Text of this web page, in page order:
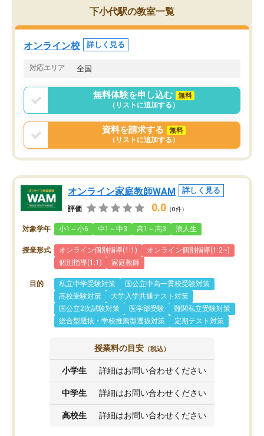
ことができました。自分のように勉強
のやり方や進捗管理で苦労している方
には特におすすめしたい塾です。
下小代駅の教室一覧
オンライン校 詳しく見る
対応エリア 全国
無料体験を申し込む
無料
（リストに追加する）
資料を請求する
無料
（リストに追加する）
オンライン家庭教師WAM 詳しく見る
評価 0.0 （0件）
対象学年 小1～小6 中1～中3 高1～高3 浪人生
授業形式 オンライン個別指導(1:1)
オンライン個別指導(1:2~)
個別指導(1:1)
家庭教師
目的 私立中学受験対策
国公立中高一貫校受験対策
高校受験対策
大学入学共通テスト対策
国公立2次試験対策
医学部受験
難関私立受験対策
総合型選抜・学校推薦型選抜対策
定期テスト対策
授業料の目安 （税込）
小学生 詳細はお問い合わせください
中学生 詳細はお問い合わせください
高校生 詳細はお問い合わせください